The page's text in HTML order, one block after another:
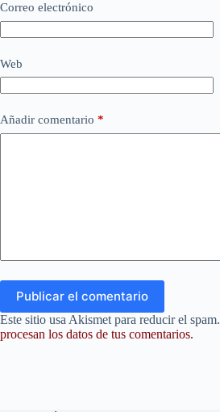
Correo electrónico
Web
Añadir comentario *
Publicar el comentario
Este sitio usa Akismet para reducir el spam.
procesan los datos de tus comentarios.